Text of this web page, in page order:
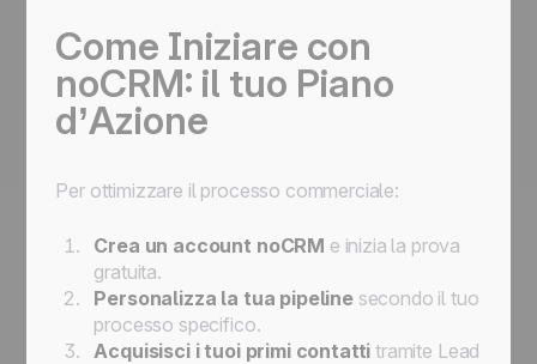
Come Iniziare con
noCRM: il tuo Piano
d’Azione
Per ottimizzare il processo commerciale:
Crea un account noCRM e inizia la prova
gratuita.
Personalizza la tua pipelinesecondo il tuo
processo specifico.
Acquisisci i tuoi primi contatti tramite Lead